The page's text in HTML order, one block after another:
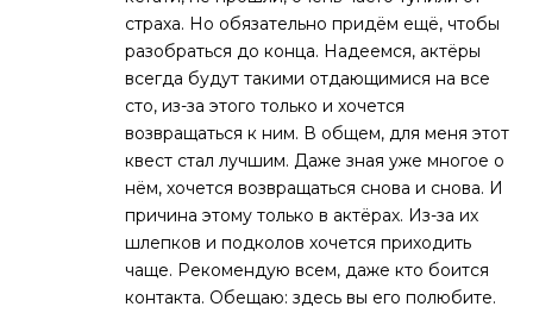
страха. Но обязательно придём ещё, чтобы
разобраться до конца. Надеемся, актёры
всегда будут такими отдающимися на все
сто, из-за этого только и хочется
возвращаться к ним. В общем, для меня этот
квест стал лучшим. Даже зная уже многое о
нём, хочется возвращаться снова и снова. И
причина этому только в актёрах. Из-за их
шлепков и подколов хочется приходить
чаще. Рекомендую всем, даже кто боится
контакта. Обещаю: здесь вы его полюбите.